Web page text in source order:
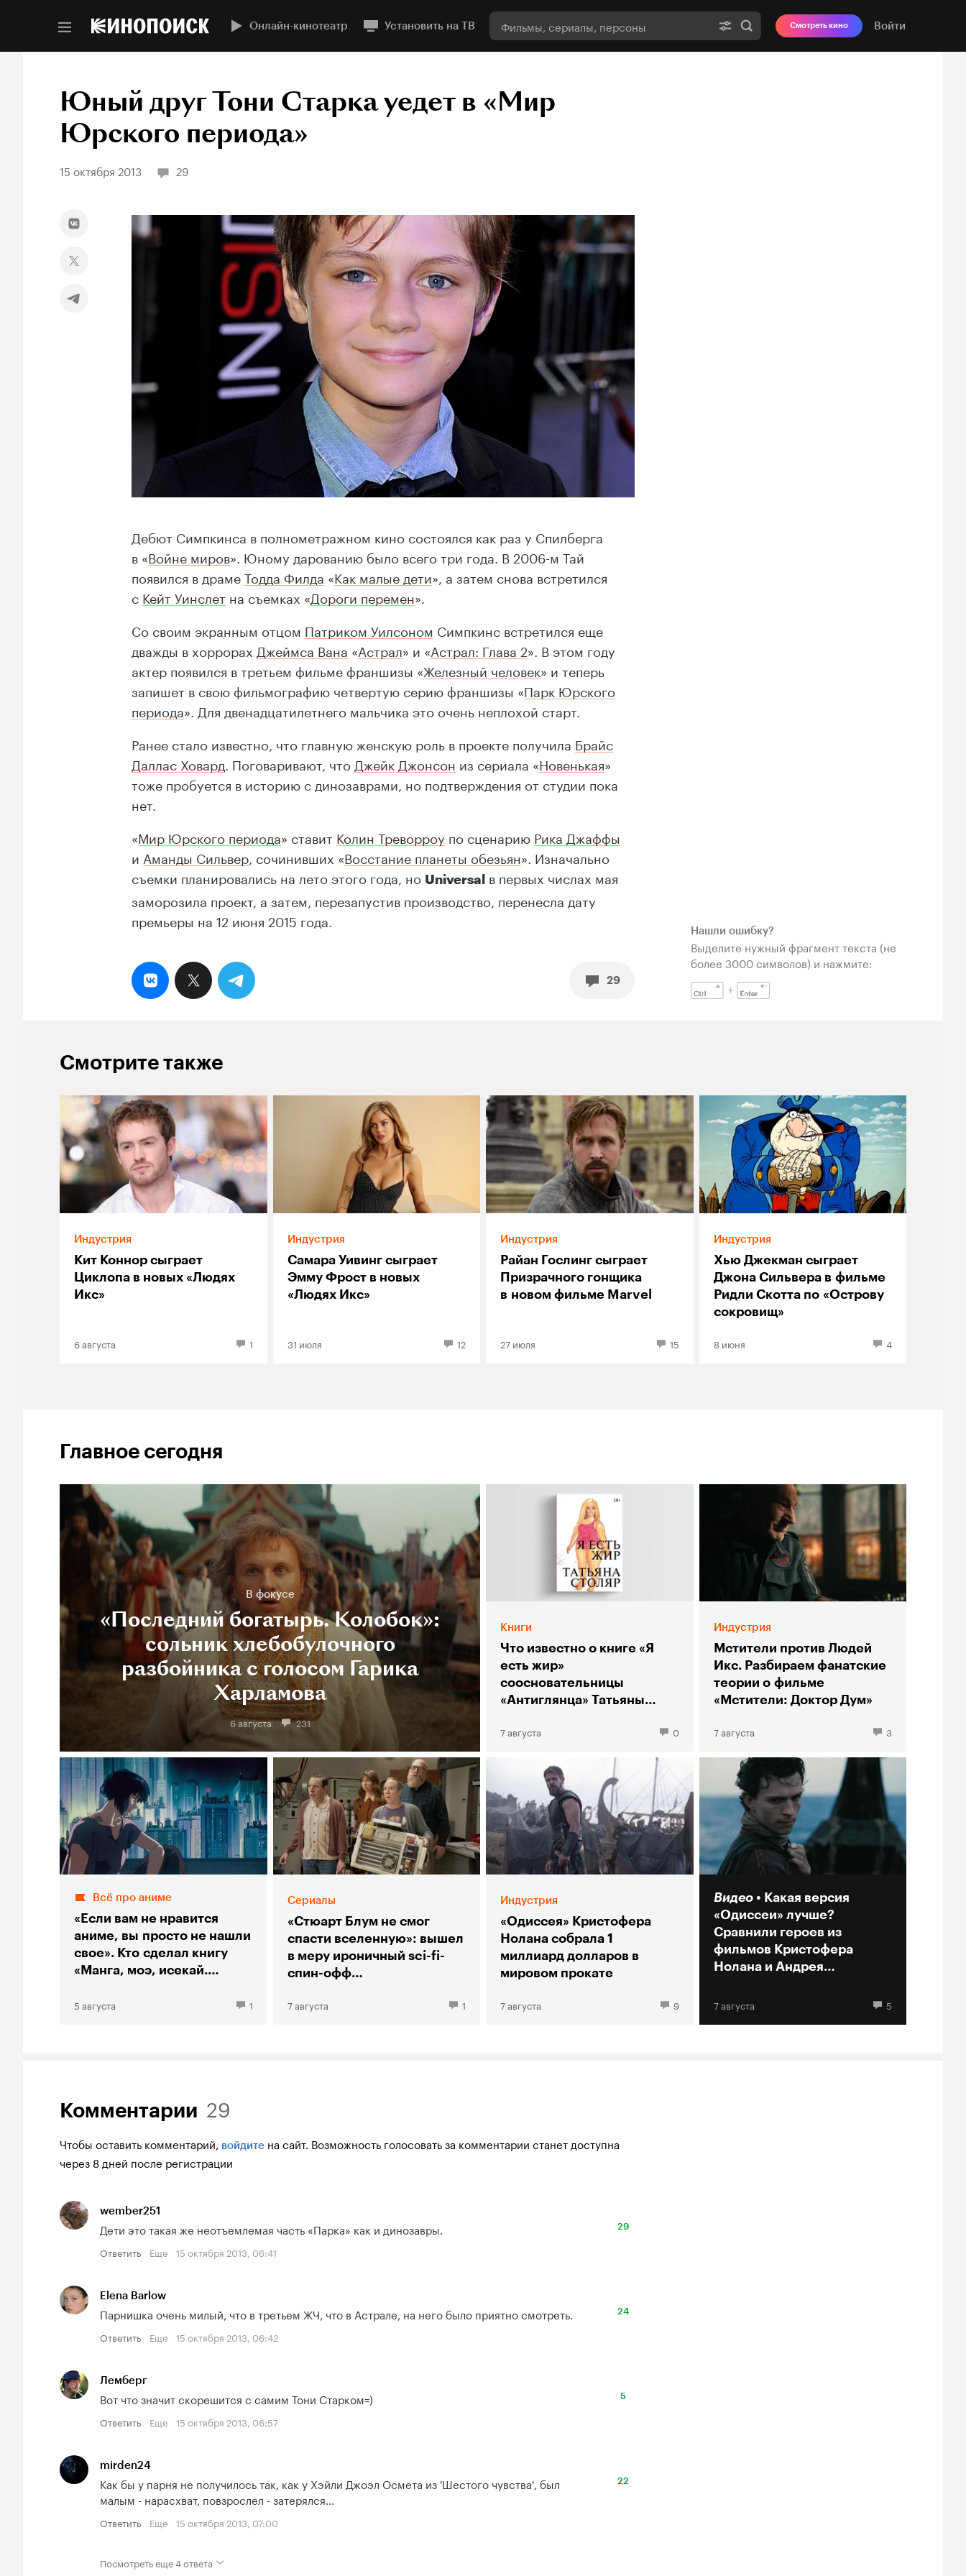
Онлайн-кинотеатр Установить на ТВ Смотреть кино Войти
Юный друг Тони Старка уедет в «Мир
Юрского периода»
15 октября 2013 29
Дебют Симпкинса в полнометражном кино состоялся как раз у Спилберга
в «Войне миров». Юному дарованию было всего три года. В 2006-м Тай
появился в драмеТодда Филда «Как малые дети», а затем снова встретился
с Кейт Уинслет на съемках «Дороги перемен».
Со своим экранным отцом Патриком Уилсоном Симпкинс встретился еще
дважды в хоррорах Джеймса Вана «Астрал» и «Астрал: Глава 2». В этом году
актер появился в третьем фильме франшизы «Железный человек» и теперь
запишет в свою фильмографию четвертую серию франшизы «Парк Юрского
периода». Для двенадцатилетнего мальчика это очень неплохой старт.
Ранее стало известно, что главную женскую роль в проекте получила Брайс
Даллас Ховард . Поговаривают, что Джейк Джонсон из сериала «Новенькая»
тоже пробуется в историю с динозаврами, но подтверждения от студии пока
нет.
«Мир Юрского периода» ставит Колин Треворроу по сценарию Рика Джаффы
и Аманды Сильвер , сочинивших «Восстание планеты обезьян». Изначально
съемки планировались на лето этого года, но Universal в первых числах мая
заморозила проект, а затем, перезапустив производство, перенесла дату
премьеры на 12 июня 2015 года.
29
Нашли ошибку?
Выделите нужный фрагмент текста (не
более 3000 символов) и нажмите:
Смотрите также
Индустрия
Кит Коннор сыграет
Циклопа в новых «Людях
Икс»
6 августа 1
Индустрия
Самара Уивинг сыграет
Эмму Фрост в новых
«Людях Икс»
31 июля 12
Индустрия
Райан Гослинг сыграет
Призрачного гонщика
в новом фильме Marvel
27 июля 15
Индустрия
Хью Джекман сыграет
Джона Сильвера в фильме
Ридли Скотта по «Острову
сокровищ»
8 июня 4
Главное сегодня
В фокусе
«Последний богатырь. Колобок»:
сольник хлебобулочного
разбойника с голосом Гарика
Харламова
6 августа 231
Книги
Что известно о книге «Я
есть жир»
соосновательницы
«Антиглянца» Татьяны
7 августа 0
Индустрия
Мстители против Людей
Икс. Разбираем фанатские
теории о фильме
«Мстители: Доктор Дум»
7 августа 3
Всё про аниме
«Если вам не нравится
аниме, вы просто не нашли
свое». Кто сделал книгу
«Манга, моэ, исекай.
5 августа 1
Сериалы
«Стюарт Блум не смог
спасти вселенную»: вышел
в меру ироничный sci-fi-
спин-офф
7 августа 1
Индустрия
«Одиссея» Кристофера
Нолана собрала 1
миллиард долларов в
мировом прокате
7 августа 9
Видео
Какая версия
«Одиссеи» лучше?
Сравнили героев из
фильмов Кристофера
Нолана и Андрея
7 августа 5
Комментарии 29
Чтобы оставить комментарий, войдите на сайт. Возможность голосовать за комментарии станет доступна
через 8 дней после регистрации
wember251
Дети это такая же неотъемлемая часть «Парка» как и динозавры.
Ответить Еще 15 октября 2013, 06:41
29
Elena Barlow
Парнишка очень милый, что в третьем ЖЧ, что в Астрале, на него было приятно смотреть.
Ответить Еще 15 октября 2013, 06:42
24
Лемберг
Вот что значит скорешится с самим Тони Старком=)
Ответить Еще 15 октября 2013, 06:57
5
mirden24
Как бы у парня не получилось так, как у Хэйли Джоэл Осмета из 'Шестого чувства', был
малым - нарасхват, повзрослел - затерялся...
Ответить Еще 15 октября 2013, 07:00
22
Посмотреть еще4 ответа